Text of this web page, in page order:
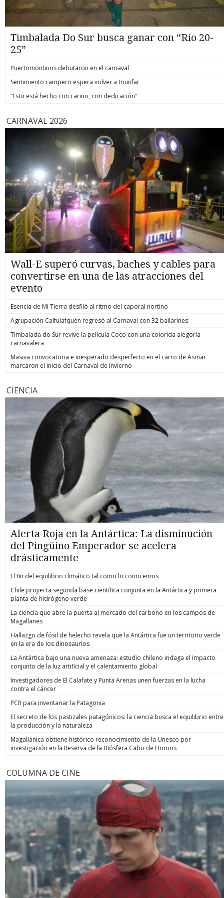
Timbalada Do Sur busca ganar con “Río 20-
25”
Puertomontinos debutaron en el carnaval
Sentimiento campero espera volver a triunfar
“Esto está hecho con cariño, con dedicación”
CARNAVAL 2026
Wall-E superó curvas, baches y cables para
convertirse en una de las atracciones del
evento
Esencia de Mi Tierra desfiló al ritmo del caporal nortino
Agrupación Calfulafquén regresó al Carnaval con 32 bailarines
Timbalada do Sur revive la película Coco con una colorida alegoría
carnavalera
Masiva convocatoria e inesperado desperfecto en el carro de Asmar
marcaron el inicio del Carnaval de Invierno
CIENCIA
Alerta Roja en la Antártica: La disminución
del Pingüino Emperador se acelera
drásticamente
El fin del equilibrio climático tal como lo conocemos
Chile proyecta segunda base científica conjunta en la Antártica y primera
planta de hidrógeno verde
La ciencia que abre la puerta al mercado del carbono en los campos de
Magallanes
Hallazgo de fósil de helecho revela que la Antártica fue un territorio verde
en la era de los dinosaurios
La Antártica bajo una nueva amenaza: estudio chileno indaga el impacto
conjunto de la luz artificial y el calentamiento global
Investigadores de El Calafate y Punta Arenas unen fuerzas en la lucha
contra el cáncer
PCR para inventariar la Patagonia
El secreto de los pastizales patagónicos: la ciencia busca el equilibrio entre
la producción y la naturaleza
Magallánica obtiene histórico reconocimiento de la Unesco por
investigación en la Reserva de la Biósfera Cabo de Hornos
COLUMNA DE CINE